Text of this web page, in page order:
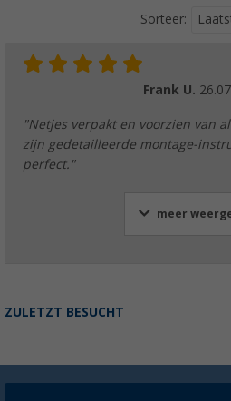
Sorteer:
Frank U.
"Netjes verpakt en voorzien van
zijn gedetailleerde montage-
perfect."
meer
ZULETZT BESUCHT